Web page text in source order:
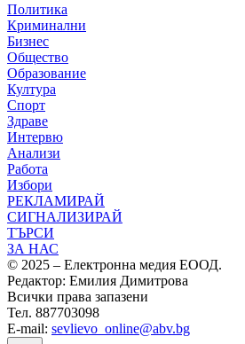
Политика
Криминални
Бизнес
Общество
Образование
Култура
Спорт
Здраве
Интервю
Анализи
Работа
Избори
РЕКЛАМИРАЙ
СИГНАЛИЗИРАЙ
ТЪРСИ
ЗА НАС
© 2025 – Електронна медия ЕООД.
Редактор: Емилия Димитрова
Всички права запазени
Тел. 887703098
E-mail: sevlievo_online@abv.bg